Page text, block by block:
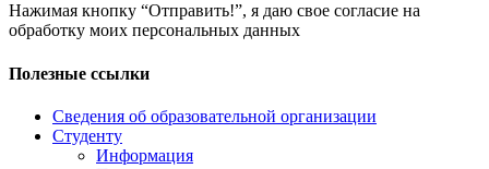
Нажимая кнопку “Отправить!”, я даю свое согласие на
обработку моих персональных данных
Полезные ссылки
Сведения об образовательной организации
Студенту
Информация